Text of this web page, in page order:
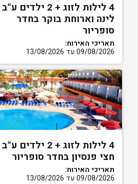
4 לילות לזוג + 2 ילדים ע"ב
לינה וארוחת בוקר בחדר
סופריור
תאריכי האירוח:
09/08/2026 עד 13/08/2026
4 לילות לזוג + 2 ילדים ע"ב
חצי פנסיון בחדר סופריור
תאריכי האירוח:
09/08/2026 עד 13/08/2026